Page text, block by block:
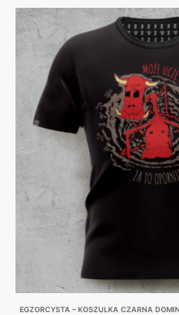
EGZORCYSTA – KOSZULKA CZARNA